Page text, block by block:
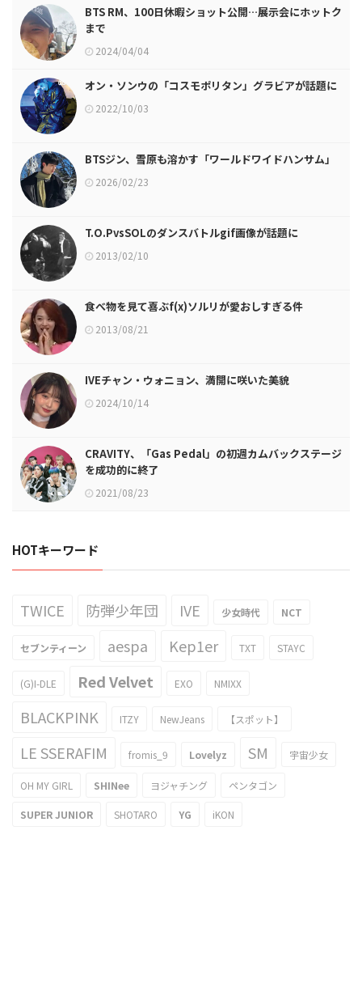
BTS RM、100日休暇ショット公開…展示会にホットク
まで
2024/04/04
オン・ソンウの「コスモポリタン」グラビアが話題に
2022/10/03
BTSジン、雪原も溶かす「ワールドワイドハンサム」
2026/02/23
T.O.PvsSOLのダンスバトルgif画像が話題に
2013/02/10
食べ物を見て喜ぶf(x)ソルリが愛おしすぎる件
2013/08/21
IVEチャン・ウォニョン、満開に咲いた美貌
2024/10/14
CRAVITY、「Gas Pedal」の初週カムバックステージ
を成功的に終了
2021/08/23
HOTキーワード
TWICE 防弾少年団 IVE 少女時代 NCT
セブンティーン aespa Kep1er TXT STAYC
(G)I-DLE Red Velvet EXO NMIXX
BLACKPINK ITZY NewJeans 【スポット】
LE SSERAFIM fromis_9 Lovelyz SM 宇宙少女
OH MY GIRL SHINee ヨジャチング ペンタゴン
SUPER JUNIOR SHOTARO YG iKON